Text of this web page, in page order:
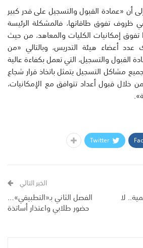
إلى أن «عمادة القبول والتسجيل على قدر كبير
ظروف تفوق طاقاتها، فالمشكلة الرئيسة
إمكانيات الكليات والمعاهد، من حيث
عدد أعضاء هيئة التدريس، وبالتالي «من
القبول والتسجيل، التي تعمل بكفاءة عالية
مشاكل التسجيل يتمثل باتخاذ قرار شجاع
من خلال قبول أعداد تتوافق مع الإمكانيات،
Twitter
لا
الخبر التالي
الفصل الثاني بـ«التطبيقي»…
حضور طلابي واعتذار أساتذة